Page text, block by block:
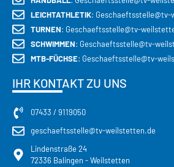
LEICHTATHLETIK:
TURNEN: Geschaeftsstelle@tv-
SCHWIMMEN: Geschaeftsstelle@tv-
MTB-FÜCHSE: Geschaeftsstelle@tv-
IHR KONTAKT ZU UNS
07433 / 9119050
geschaeftsstelle@tv-weilstetten.de
Lindenstraße 24
72336 Balingen - Weilstetten